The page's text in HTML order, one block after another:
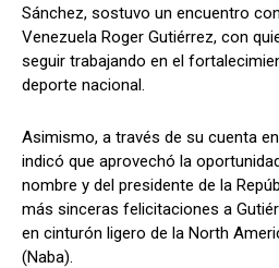
Sánchez, sostuvo un encuentro
Venezuela Roger Gutiérrez, con
seguir trabajando en el
deporte nacional.
Asimismo, a través de su cuenta
indicó que aprovechó la
nombre y del presidente de la
más sinceras felicitaciones a
en cinturón ligero de la North
(Naba).